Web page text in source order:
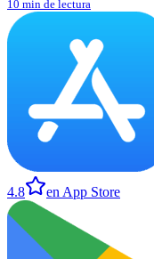
10 min de lectura
4.8 en App Store